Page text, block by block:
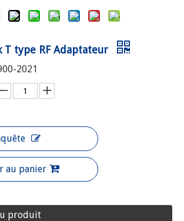
T type RF Adaptateur
2021
au panier
produit